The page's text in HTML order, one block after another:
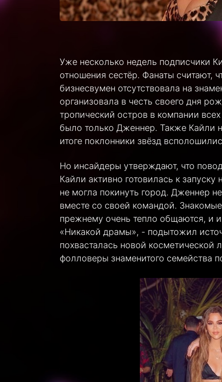
Уже несколько недель подписчики
отношения сестёр. Фанаты считают,
бизнесвумен отсутствовала на
организовала в честь своего дня
тропический остров в компании
было только Дженнер. Также Кайли
итоге поклонники звёзд
Но инсайдеры утверждают, что
Кайли активно готовилась к
не могла покинуть город. Дженнер
вместе со своей командой.
прежнему очень тепло общаются, и
«Никакой драмы», - подытожил
похвасталась новой косметической
фолловеры знаменитого семейства